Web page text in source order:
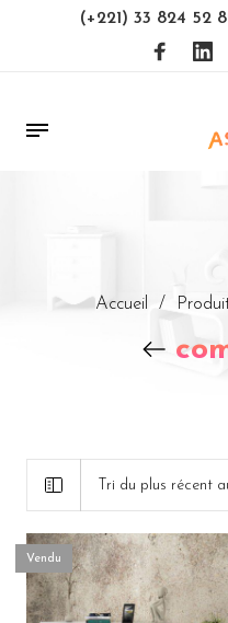
(+221) 33 824 52
Accueil /
Tri du plus récent
Vendu